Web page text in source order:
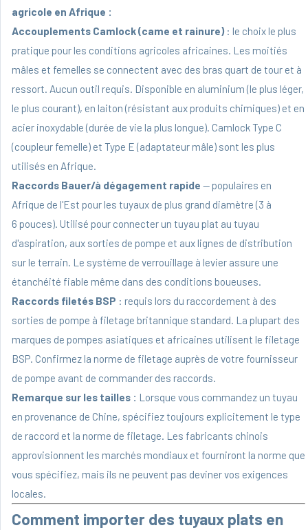
agricole en Afrique :
Accouplements Camlock (came et rainure) : le choix le plus
pratique pour les conditions agricoles africaines. Les moitiés
mâles et femelles se connectent avec des bras quart de tour et à
ressort. Aucun outil requis. Disponible en aluminium (le plus léger,
le plus courant), en laiton (résistant aux produits chimiques) et en
acier inoxydable (durée de vie la plus longue). Camlock Type C
(coupleur femelle) et Type E (adaptateur mâle) sont les plus
utilisés en Afrique.
Raccords Bauer/à dégagement rapide — populaires en
Afrique de l'Est pour les tuyaux de plus grand diamètre (3 à
6 pouces). Utilisé pour connecter un tuyau plat au tuyau
d'aspiration, aux sorties de pompe et aux lignes de distribution
sur le terrain. Le système de verrouillage à levier assure une
étanchéité fiable même dans des conditions boueuses.
Raccords filetés BSP : requis lors du raccordement à des
sorties de pompe à filetage britannique standard. La plupart des
marques de pompes asiatiques et africaines utilisent le filetage
BSP. Confirmez la norme de filetage auprès de votre fournisseur
de pompe avant de commander des raccords.
Remarque sur les tailles : Lorsque vous commandez un tuyau
en provenance de Chine, spécifiez toujours explicitement le type
de raccord et la norme de filetage. Les fabricants chinois
approvisionnent les marchés mondiaux et fourniront la norme que
vous spécifiez, mais ils ne peuvent pas deviner vos exigences
locales.
Comment importer des tuyaux plats en